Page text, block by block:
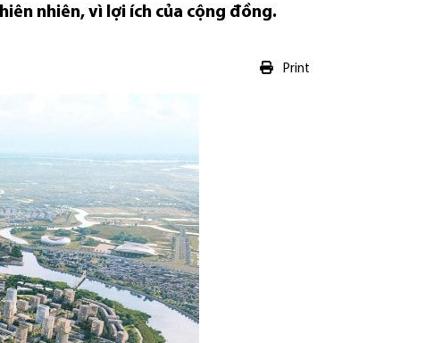
nhiên, vì lợi ích của cộng đồng.
Print